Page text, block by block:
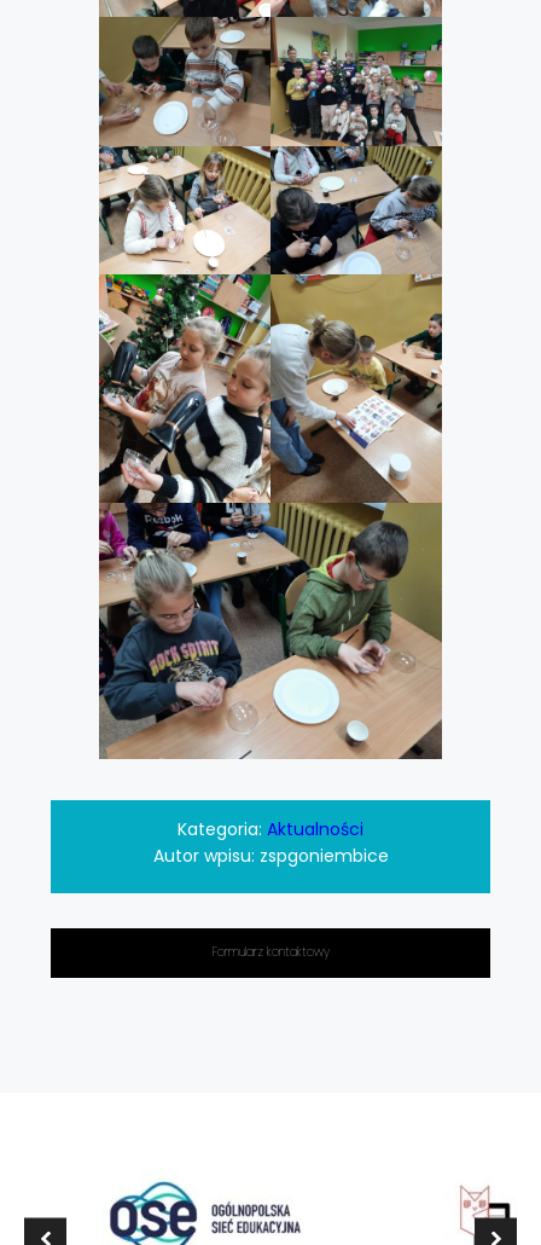
Kategoria: Aktualności
Autor wpisu: zspgoniembice
Formularz kontaktowy